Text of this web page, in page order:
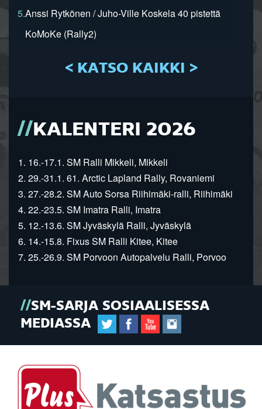
5.Anssi Rytkönen / Juho-Ville Koskela 40 pistettä
KoMoKe (Rally2)
< KATSO KAIKKI >
KALENTERI 2026
1. 16.-17.1. SM Ralli Mikkeli, Mikkeli
2. 29.-31.1. 61. Arctic Lapland Rally, Rovaniemi
3. 27.-28.2. SM Auto Sorsa Riihimäki-ralli, Riihimäki
4. 22.-23.5. SM Imatra Ralli, Imatra
5. 12.-13.6. SM Jyväskylä Ralli, Jyväskylä
6. 14.-15.8. Fixus SM Ralli Kitee, Kitee
7. 25.-26.9. SM Porvoon Autopalvelu Ralli, Porvoo
SM-SARJA SOSIAALISESSA
MEDIASSA